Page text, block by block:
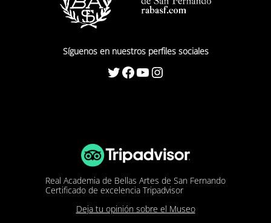
Síguenos en nuestros perfiles sociales
Twitter Facebook YouTube Instagram
Real Academia de Bellas Artes de San Fernando
Certificado de excelencia Tripadvisor
Deja tu opinión sobre el Museo